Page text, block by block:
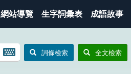
網站導覽 生字詞彙表 成語故事
開
詞條檢索 全文檢索